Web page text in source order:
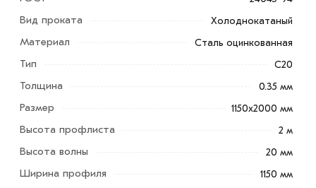
металлический лист с волнообразным профилем.
Используется как облицовочный материал при
стен и потолков.
Устойчив к ультрафиолетовому излучению.
Благодаря небольшому весу профнастил легко
транспортировать и крепить.
Вид проката Холоднокатаный
Материал Сталь оцинкованная
Тип С20
Толщина 0.35 мм
Размер 1150x2000 мм
Высота профлиста 2 м
Высота волны 20 мм
Ширина профиля 1150 мм